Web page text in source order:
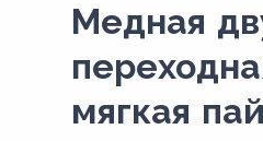
Медная
мягкая